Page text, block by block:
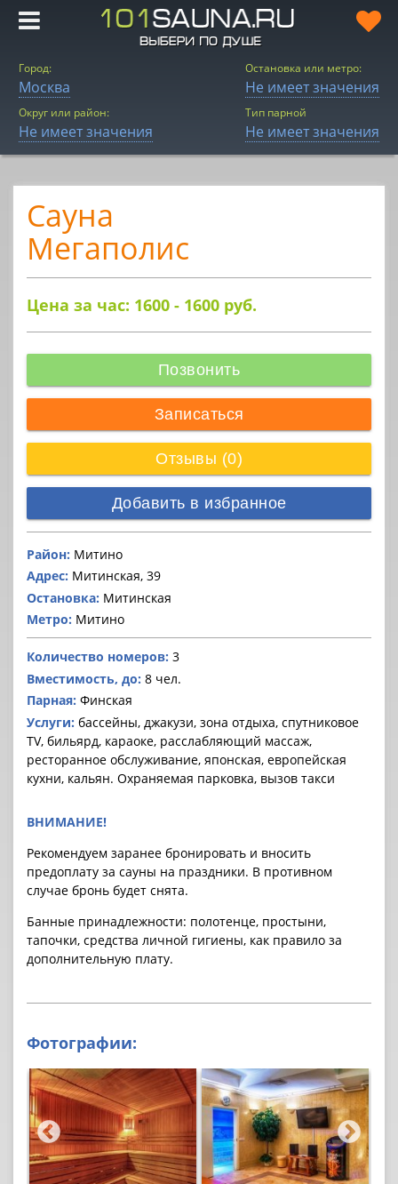
Город:
Москва
Округ или район:
Не имеет значения
Остановка или метро:
Не имеет значения
Тип парной
Не имеет значения
Сауна
Мегаполис
Цена за час: 1600 - 1600 руб.
Позвонить
Записаться
Отзывы (0)
Добавить в избранное
Район: Митино
Адрес: Митинская, 39
Остановка: Митинская
Метро: Митино
Количество номеров: 3
Вместимость, до: 8 чел.
Парная: Финская
Услуги: бассейны, джакузи, зона отдыха, спутниковое
TV, бильярд, караоке, расслабляющий массаж,
ресторанное обслуживание, японская, европейская
кухни, кальян. Охраняемая парковка, вызов такси
ВНИМАНИЕ!
Рекомендуем заранее бронировать и вносить
предоплату за cауны на праздники. В противном
случае бронь будет снята.
Банные принадлежности: полотенце, простыни,
тапочки, средства личной гигиены, как правило за
дополнительную плату.
Фотографии: